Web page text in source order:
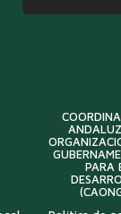
PARA